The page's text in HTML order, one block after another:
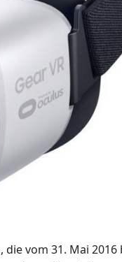
vom 31. Mai 2016